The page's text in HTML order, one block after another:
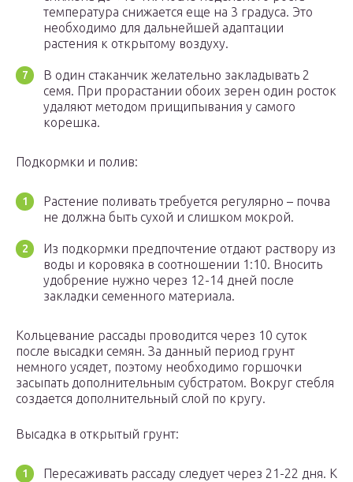
температура снижается еще на 3 градуса. Это
необходимо для дальнейшей адаптации
растения к открытому воздуху.
В один стаканчик желательно закладывать 2
семя. При прорастании обоих зерен один росток
удаляют методом прищипывания у самого
корешка.
Подкормки и полив:
Растение поливать требуется регулярно – почва
не должна быть сухой и слишком мокрой.
Из подкормки предпочтение отдают раствору из
воды и коровяка в соотношении 1:10. Вносить
удобрение нужно через 12-14 дней после
закладки семенного материала.
Кольцевание рассады проводится через 10 суток
после высадки семян. За данный период грунт
немного усядет, поэтому необходимо горшочки
засыпать дополнительным субстратом. Вокруг стебля
создается дополнительный слой по кругу.
Высадка в открытый грунт:
Пересаживать рассаду следует через 21-22 дня. К